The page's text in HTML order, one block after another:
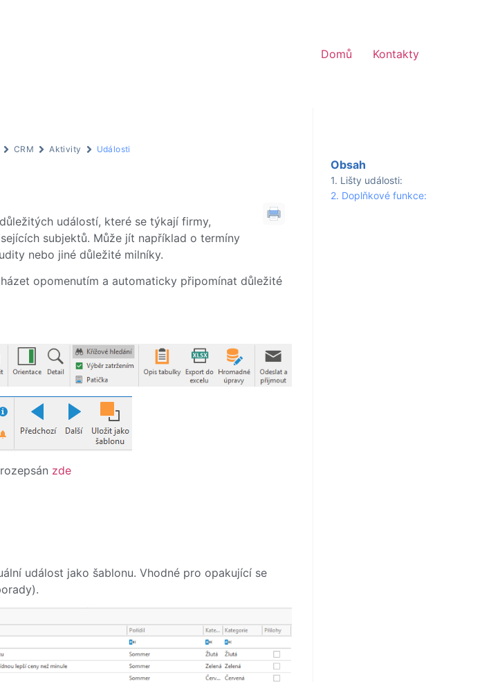
Domů Kontakty
CRM Aktivity Události
událostí, které se týkají firmy,
subjektů. Může jít například o termíny
nebo jiné důležité milníky.
opomenutím a automaticky připomínat důležité
zde
událost jako šablonu. Vhodné pro opakující se
Obsah
Lišty události:
Doplňkové funkce: